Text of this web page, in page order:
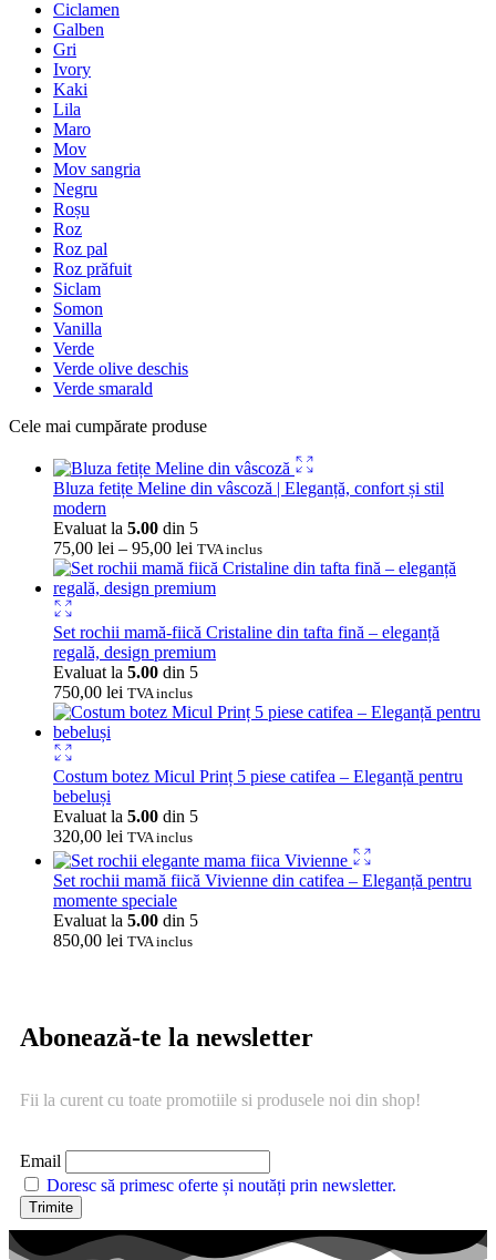
Ciclamen
Galben
Gri
Ivory
Kaki
Lila
Maro
Mov
Mov sangria
Negru
Roșu
Roz
Roz pal
Roz prăfuit
Siclam
Somon
Vanilla
Verde
Verde olive deschis
Verde smarald
Cele mai cumpărate produse
Bluza fetițe Meline din vâscoză | Eleganță, confort și stil
modern
Evaluat la 5.00 din 5
75,00 lei – 95,00 lei TVA inclus
Set rochii mamă-fiică Cristaline din tafta fină – eleganță
regală, design premium
Evaluat la 5.00 din 5
750,00 lei TVA inclus
Costum botez Micul Prinț 5 piese catifea – Eleganță pentru
bebeluși
Evaluat la 5.00 din 5
320,00 lei TVA inclus
Set rochii mamă fiică Vivienne din catifea – Eleganță pentru
momente speciale
Evaluat la 5.00 din 5
850,00 lei TVA inclus
Abonează-te la newsletter
Fii la curent cu toate promotiile si produsele noi din shop!
Email
Doresc să primesc oferte și noutăți prin newsletter.